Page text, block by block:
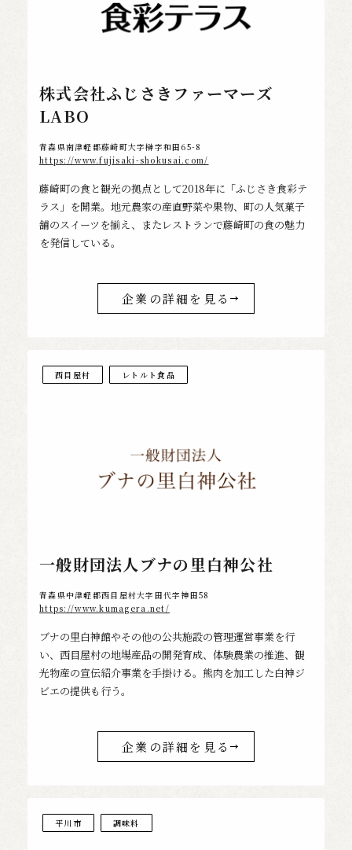
株式会社ふじさきファーマーズ
LABO
青森県南津軽郡藤崎町大字榊字和田65-8
https://www.fujisaki-shokusai.com/
藤崎町の食と観光の拠点として2018年に「ふじさき食彩テ
ラス」を開業。地元農家の産直野菜や果物、町の人気菓子
舗のスイーツを揃え、またレストランで藤崎町の食の魅力
を発信している。
企業の詳細を見る
西目屋村 レトルト食品
一般財団法人ブナの里白神公社
青森県中津軽郡西目屋村大字田代字神田58
https://www.kumagera.net/
ブナの里白神館やその他の公共施設の管理運営事業を行
い、西目屋村の地場産品の開発育成、体験農業の推進、観
光物産の宣伝紹介事業を手掛ける。熊肉を加工した白神ジ
ビエの提供も行う。
企業の詳細を見る
平川市 調味料